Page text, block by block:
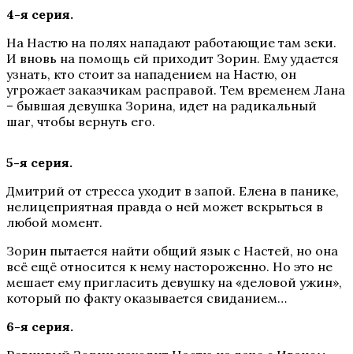
4-я серия.
На Настю на полях нападают работающие там зеки.
И вновь на помощь ей приходит Зорин. Ему удается
узнать, кто стоит за нападением на Настю, он
угрожает заказчикам расправой. Тем временем Лана
– бывшая девушка Зорина, идет на радикальный
шаг, чтобы вернуть его.
5-я серия.
Дмитрий от стресса уходит в запой. Елена в панике,
нелицеприятная правда о ней может вскрыться в
любой момент.
Зорин пытается найти общий язык с Настей, но она
всё ещё относится к нему настороженно. Но это не
мешает ему пригласить девушку на «деловой ужин»,
который по факту оказывается свиданием…
6-я серия.